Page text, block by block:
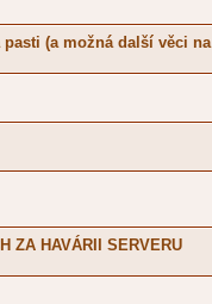
pasti (a možná další věci
ZA HAVÁRII SERVERU